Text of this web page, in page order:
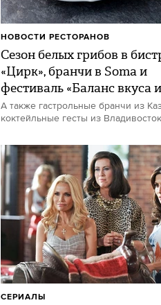
Сезон белых грибов в
«Цирк», бранчи в Soma и
фестиваль «Баланс вкуса
А также гастрольные бранчи из
коктейльные гесты из
НОВОСТИ РЕСТОРАНОВ
СЕРИАЛЫ